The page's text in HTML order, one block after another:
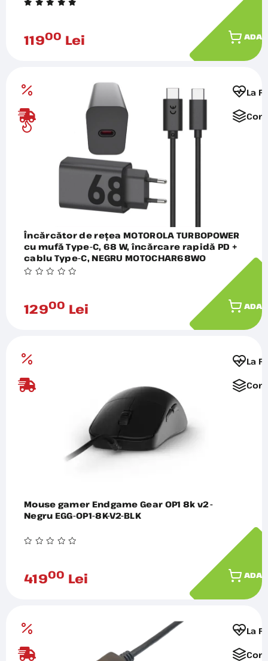
11900 Lei
La
Încărcător de rețea MOTOROLA TURBOPOWER
cu mufă Type-C, 68 W, încărcare rapidă PD +
cablu Type-C, NEGRU MOTOCHAR68WO
12900 Lei
La
Mouse gamer Endgame Gear OP1 8k v2 -
Negru EGG-OP1-8K-V2-BLK
41900 Lei
La